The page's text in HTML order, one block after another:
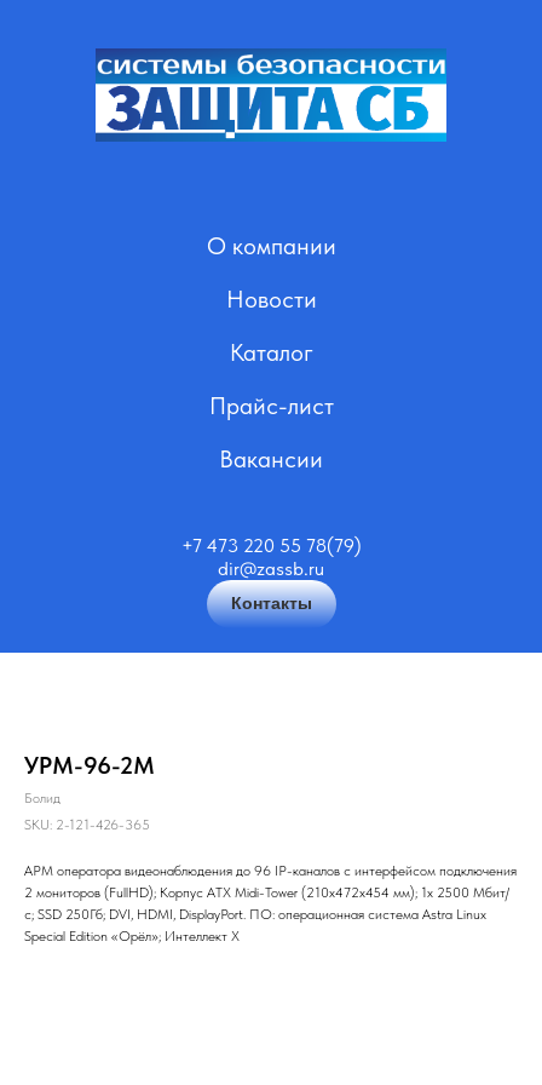
О компании
Новости
Каталог
Прайс-лист
Вакансии
+7 473 220 55 78(79)
dir@zassb.ru
Контакты
УРМ-96-2М
Болид
SKU: 2-121-426-365
АРМ оператора видеонаблюдения до 96 IP-каналов с интерфейсом подключения
2 мониторов (FullHD); Корпус ATX Midi-Tower (210х472х454 мм); 1х 2500 Мбит/
с; SSD 250Гб; DVI, HDMI, DisplayPort. ПО: операционная система Astra Linux
Special Edition «Орёл»; Интеллект Х